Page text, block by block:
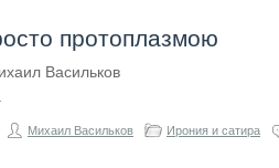
протоплазмою
Васильков
Михаил Васильков Ирония и сатира